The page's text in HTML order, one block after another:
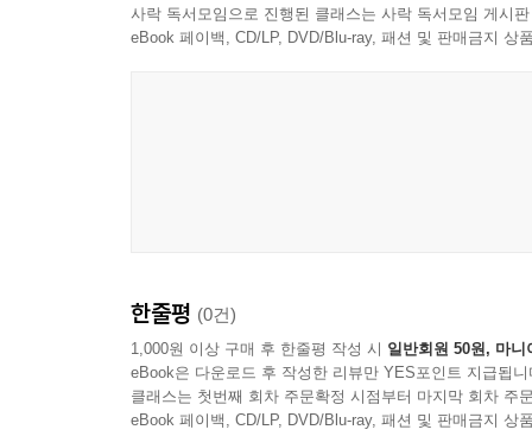
로즈 목사님은 성경과 개혁 신앙에 대한 겸손하고
브라이언 솔터 테네시주 룩아웃마운틴의 룩아웃장
이 작고 놀라운 책에서 존티 로즈 목사님은 개혁
비판하는 대신 우리에게 주신 최고의 소명을 개
사락 독서모임으로 진행된 클래스는 사락 독서모임 게시
eBook 페이백, CD/LP, DVD/Blu-ray, 패션 및 판매금지 상
한줄평 (0건)
1,000원 이상 구매 후 한줄평 작성 시 일반회원 50원, 마니
eBook은 다운로드 후 작성한 리뷰만 YES포인트 지급됩니
클래스는 첫번째 회차 주문확정 시점부터 마지막 회차 주
eBook 페이백, CD/LP, DVD/Blu-ray, 패션 및 판매금지 상